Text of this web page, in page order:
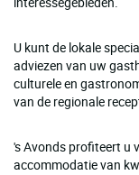
U kunt de lokale
adviezen van uw
culturele en
van de regionale
's Avonds profiteert u
accommodatie van